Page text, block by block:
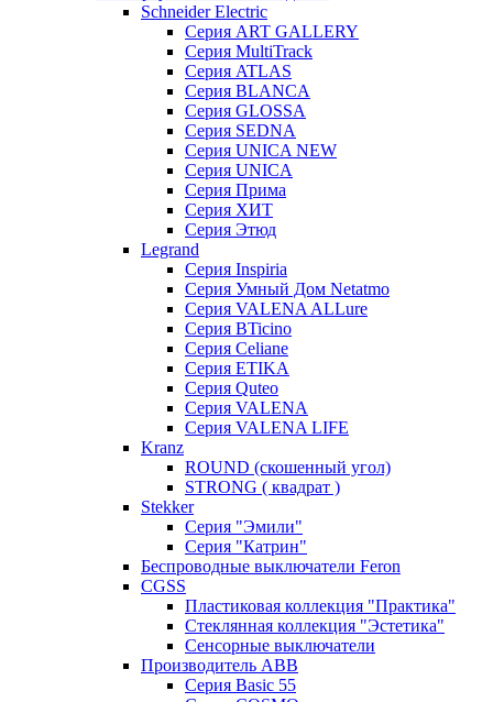
Schneider Electric
Серия ART GALLERY
Серия MultiTrack
Серия ATLAS
Серия BLANCA
Серия GLOSSA
Серия SEDNA
Серия UNICA NEW
Серия UNICA
Серия Прима
Серия ХИТ
Серия Этюд
Legrand
Серия Inspiria
Серия Умный Дом Netatmo
Серия VALENA ALLure
Серия BTicino
Серия Celiane
Серия ETIKA
Серия Quteo
Серия VALENA
Серия VALENA LIFE
Kranz
ROUND (скошенный угол)
STRONG ( квадрат )
Stekker
Серия "Эмили"
Серия "Катрин"
Беспроводные выключатели Feron
CGSS
Пластиковая коллекция "Практика"
Стеклянная коллекция "Эстетика"
Сенсорные выключатели
Производитель ABB
Серия Basic 55